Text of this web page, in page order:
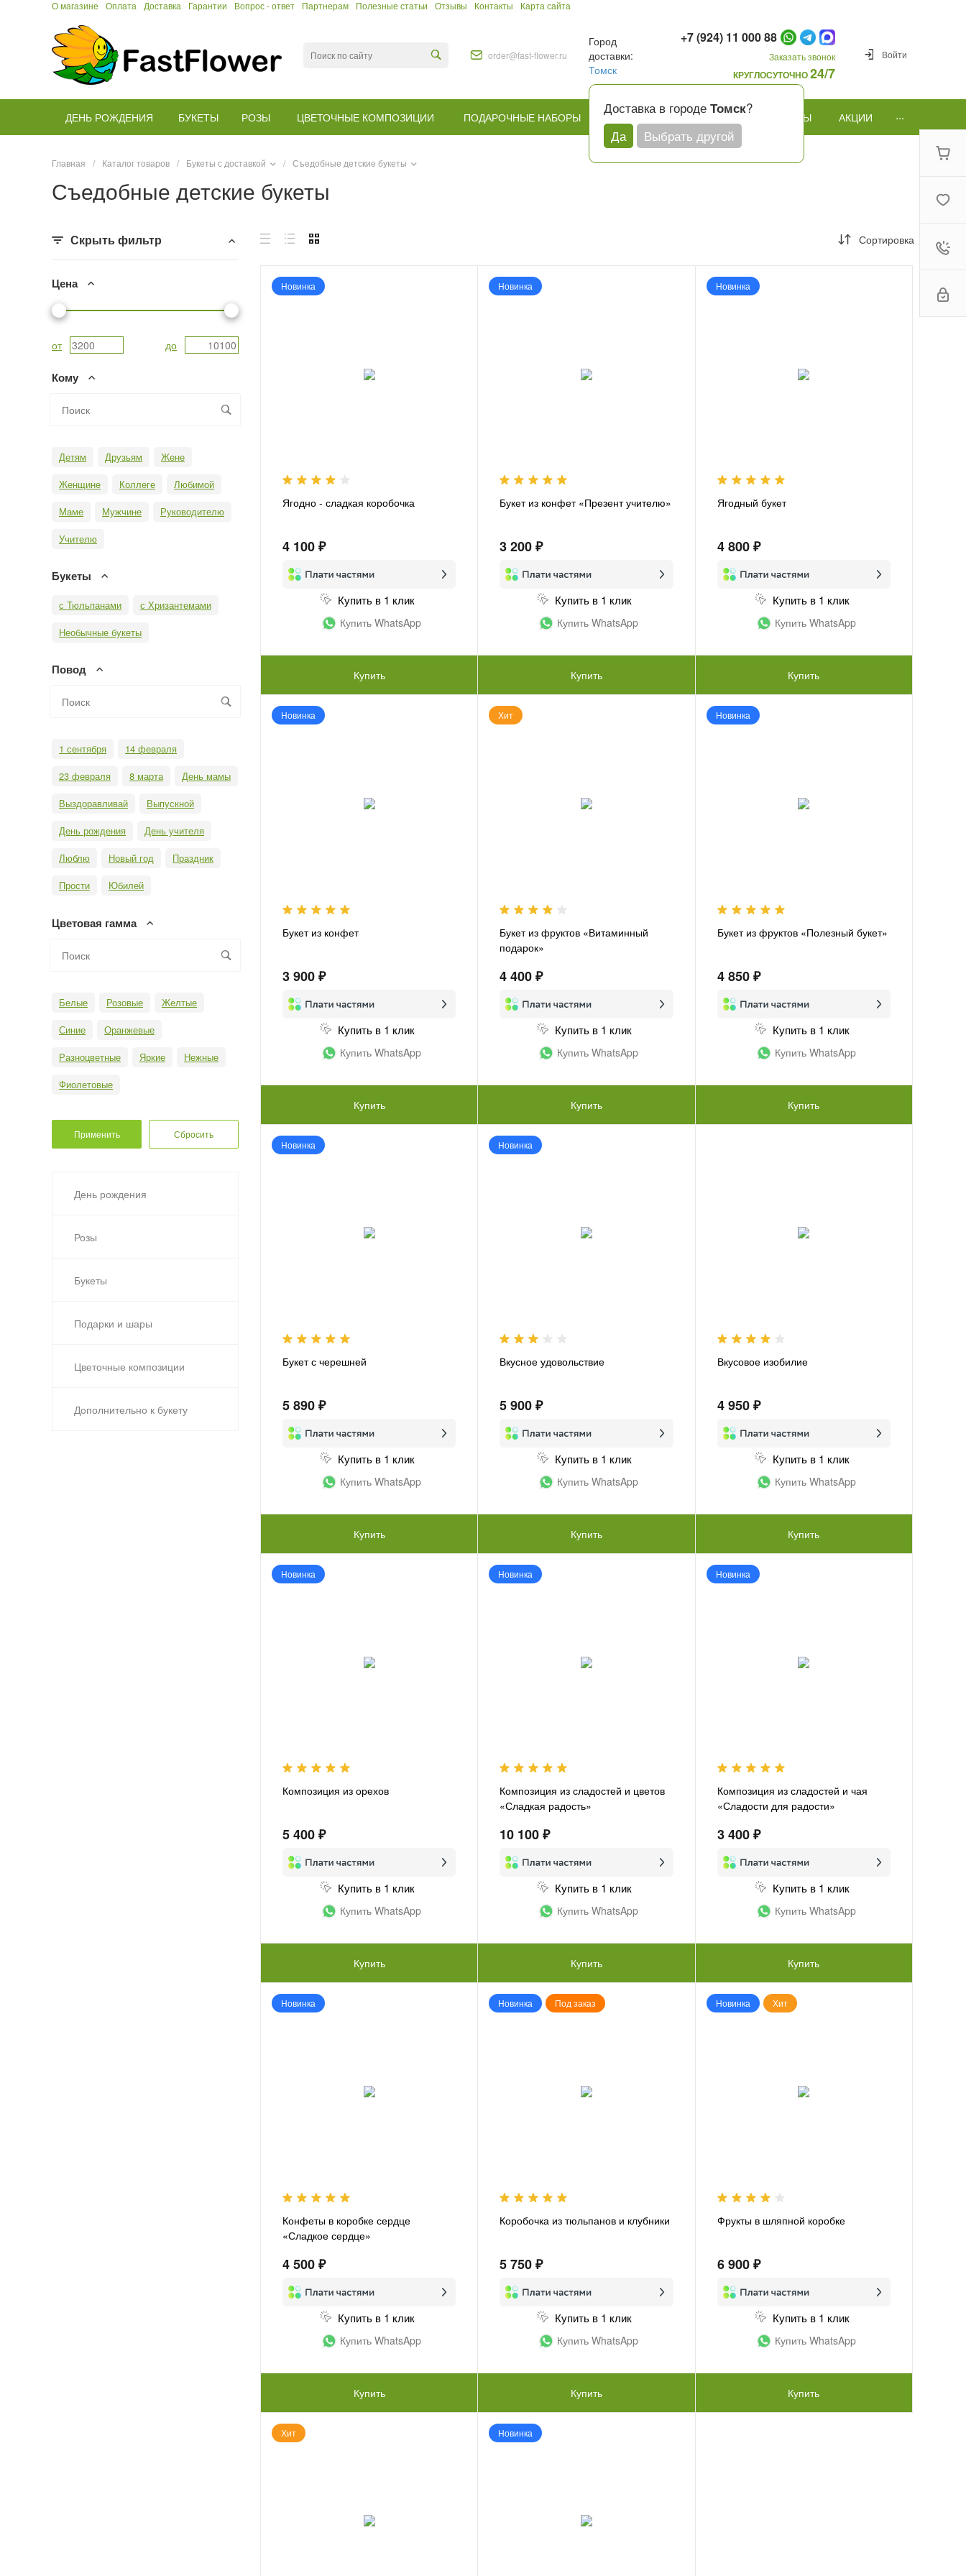
О магазине Оплата Доставка Гарантии Вопрос - ответ Партнерам Полезные статьи Отзывы Контакты Карта сайта
order@fast-flower.ru
Город
доставки:
Томск
Доставка в городе Томск?
Да
Выбрать другой
+7 (924) 11 000 88
Заказать звонок
КРУГЛОСУТОЧНО24/7
Войти
ДЕНЬ РОЖДЕНИЯ БУКЕТЫ РОЗЫ ЦВЕТОЧНЫЕ КОМПОЗИЦИИ ПОДАРОЧНЫЕ НАБОРЫ КОМУ ПОВОД ПОДАРКИ И ШАРЫ АКЦИИ ...
Главная / Каталог товаров / Букеты с доставкой / Съедобные детские букеты
Съедобные детские букеты
Скрыть фильтр
Цена
от до
Кому
Детям Друзьям
Жене
Женщине
Коллеге
Любимой
Маме
Мужчине
Руководителю
Учителю
Букеты
с Тюльпанами
с Хризантемами
Необычные букеты
Повод
1 сентября
14 февраля
23 февраля
8 марта
День мамы
Выздоравливай
Выпускной
День рождения
День учителя
Люблю
Новый год
Праздник
Прости
Юбилей
Цветовая гамма
Белые Розовые
Желтые
Синие
Оранжевые
Разноцветные
Яркие
Нежные
Фиолетовые
День рождения
Розы
Букеты
Подарки и шары
Цветочные композиции
Дополнительно к букету
Сортировка
Новинка
Ягодно - сладкая коробочка
4 100 ₽
Купить в 1 клик
Купить WhatsApp
Купить
Новинка
Букет из конфет «Презент учителю»
3 200 ₽
Купить в 1 клик
Купить WhatsApp
Купить
Новинка
Ягодный букет
4 800 ₽
Купить в 1 клик
Купить WhatsApp
Купить
Новинка
Букет из конфет
3 900 ₽
Купить в 1 клик
Купить WhatsApp
Купить
Хит
Букет из фруктов «Витаминный
подарок»
4 400 ₽
Купить в 1 клик
Купить WhatsApp
Купить
Новинка
Букет из фруктов «Полезный букет»
4 850 ₽
Купить в 1 клик
Купить WhatsApp
Купить
Новинка
Букет с черешней
5 890 ₽
Купить в 1 клик
Купить WhatsApp
Купить
Новинка
Вкусное удовольствие
5 900 ₽
Купить в 1 клик
Купить WhatsApp
Купить
Вкусовое изобилие
4 950 ₽
Купить в 1 клик
Купить WhatsApp
Купить
Новинка
Композиция из орехов
5 400 ₽
Купить в 1 клик
Купить WhatsApp
Купить
Новинка
Композиция из сладостей и цветов
«Сладкая радость»
10 100 ₽
Купить в 1 клик
Купить WhatsApp
Купить
Новинка
Композиция из сладостей и чая
«Сладости для радости»
3 400 ₽
Купить в 1 клик
Купить WhatsApp
Купить
Новинка
Конфеты в коробке сердце
«Сладкое сердце»
4 500 ₽
Купить в 1 клик
Купить WhatsApp
Купить
Новинка Под заказ
Коробочка из тюльпанов и клубники
5 750 ₽
Купить в 1 клик
Купить WhatsApp
Купить
Новинка Хит
Фрукты в шляпной коробке
6 900 ₽
Купить в 1 клик
Купить WhatsApp
Купить
Хит Новинка